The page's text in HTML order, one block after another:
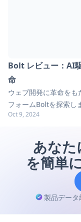
Bolt レビュー：AI
命
ウェブ開発に革命をも
フォームBoltを探索し
ルスタックアプリケー
用的なヒントを発見
Oct 9, 2024
あなた
を簡単
製品データ